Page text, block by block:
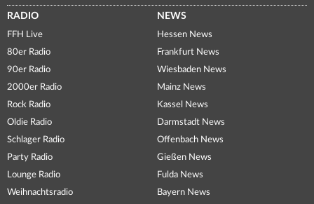
RADIO
FFH Live
80er Radio
90er Radio
2000er Radio
Rock Radio
Oldie Radio
Schlager Radio
Party Radio
Lounge Radio
Weihnachtsradio
NEWS
Hessen News
Frankfurt News
Wiesbaden News
Mainz News
Kassel News
Darmstadt News
Offenbach News
Gießen News
Fulda News
Bayern News